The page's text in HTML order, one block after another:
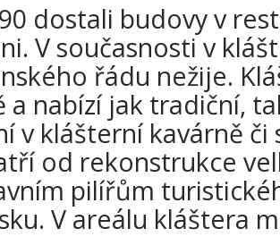
dostali budovy v
V současnosti v
řádu nežije.
a nabízí jak tradiční,
v klášterní kavárně či
od rekonstrukce
pilířům
V areálu kláštera